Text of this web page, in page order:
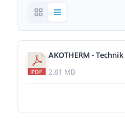
AKOTHERM -
2.81 MB